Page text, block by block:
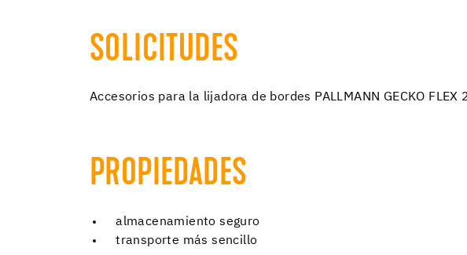
SOLICITUDES
Accesorios para la lijadora de bordes PALLMANN GECKO FLEX
PROPIEDADES
almacenamiento seguro
transporte más sencillo